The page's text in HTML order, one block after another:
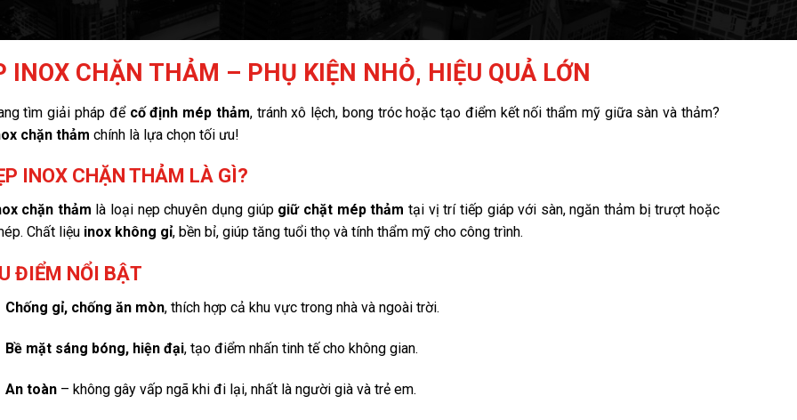
INOX CHẶN THẢM – PHỤ KIỆN NHỎ, HIỆU QUẢ LỚN
tìm giải pháp để cố định mép thảm, tránh xô lệch, bong tróc hoặc tạo điểm kết nối thẩm mỹ giữa sàn và thảm?
chặn thảm chính là lựa chọn tối ưu!
INOX CHẶN THẢM LÀ GÌ?
chặn thảm là loại nẹp chuyên dụng giúp giữ chặt mép thảm tại vị trí tiếp giáp với sàn, ngăn thảm bị trượt hoặc
Chất liệu inox không gỉ, bền bỉ, giúp tăng tuổi thọ và tính thẩm mỹ cho công trình.
ĐIỂM NỔI BẬT
Chống gỉ, chống ăn mòn, thích hợp cả khu vực trong nhà và ngoài trời.
Bề mặt sáng bóng, hiện đại, tạo điểm nhấn tinh tế cho không gian.
An toàn– không gây vấp ngã khi đi lại, nhất là người già và trẻ em.